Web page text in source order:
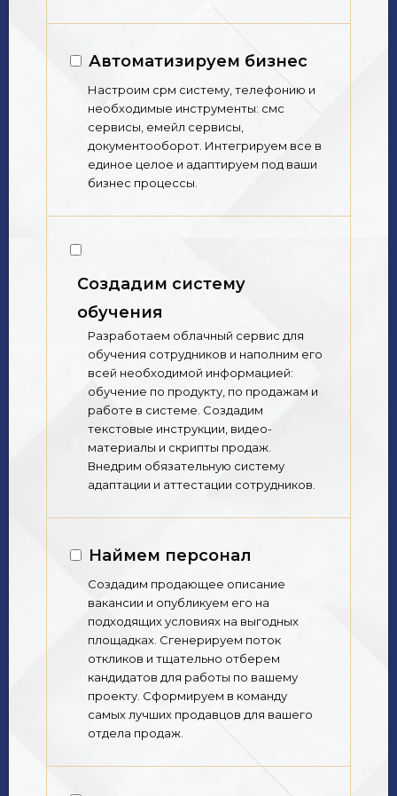
Автоматизируем бизнес
Настроим срм систему, телефонию и
необходимые инструменты: смс
сервисы, емейл сервисы,
документооборот. Интегрируем все в
единое целое и адаптируем под ваши
бизнес процессы.
Создадим систему
обучения
Разработаем облачный сервис для
обучения сотрудников и наполним его
всей необходимой информацией:
обучение по продукту, по продажам и
работе в системе. Создадим
текстовые инструкции, видео-
материалы и скрипты продаж.
Внедрим обязательную систему
адаптации и аттестации сотрудников.
Наймем персонал
Создадим продающее описание
вакансии и опубликуем его на
подходящих условиях на выгодных
площадках. Сгенерируем поток
откликов и тщательно отберем
кандидатов для работы по вашему
проекту. Сформируем в команду
самых лучших продавцов для вашего
отдела продаж.